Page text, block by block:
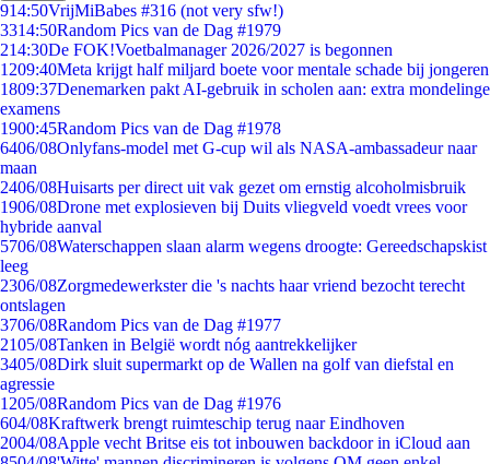
914:50VrijMiBabes #316 (not very sfw!)
3314:50Random Pics van de Dag #1979
214:30De FOK!Voetbalmanager 2026/2027 is begonnen
1209:40Meta krijgt half miljard boete voor mentale schade bij jongeren
1809:37Denemarken pakt AI-gebruik in scholen aan: extra mondelinge
examens
1900:45Random Pics van de Dag #1978
6406/08Onlyfans-model met G-cup wil als NASA-ambassadeur naar
maan
2406/08Huisarts per direct uit vak gezet om ernstig alcoholmisbruik
1906/08Drone met explosieven bij Duits vliegveld voedt vrees voor
hybride aanval
5706/08Waterschappen slaan alarm wegens droogte: Gereedschapskist
leeg
2306/08Zorgmedewerkster die 's nachts haar vriend bezocht terecht
ontslagen
3706/08Random Pics van de Dag #1977
2105/08Tanken in België wordt nóg aantrekkelijker
3405/08Dirk sluit supermarkt op de Wallen na golf van diefstal en
agressie
1205/08Random Pics van de Dag #1976
604/08Kraftwerk brengt ruimteschip terug naar Eindhoven
2004/08Apple vecht Britse eis tot inbouwen backdoor in iCloud aan